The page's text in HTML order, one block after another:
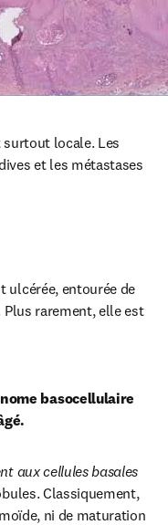
locale. Les
et les métastases
ulcérée, entourée de
rarement, elle est
basocellulaire
aux cellules basales
Classiquement,
ni de maturation